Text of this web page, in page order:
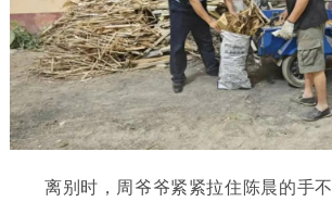
离别时，周爷爷紧紧拉住陈晨的手